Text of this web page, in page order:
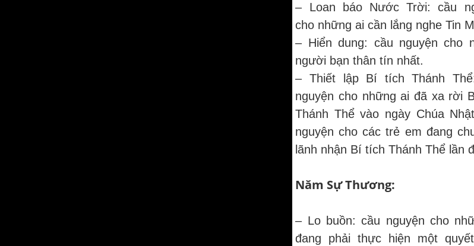
– Loan báo Nước Trời: cầu
cho những ai cần lắng nghe Tin
– Hiển dung: cầu nguyện cho
người bạn thân tín nhất.
– Thiết lập Bí tích Thánh
nguyện cho những ai đã xa rời
Thánh Thể vào ngày Chúa
nguyện cho các trẻ em đang
lãnh nhận Bí tích Thánh Thể lần
Năm Sự Thương:
– Lo buồn: cầu nguyện cho
đang phải thực hiện một